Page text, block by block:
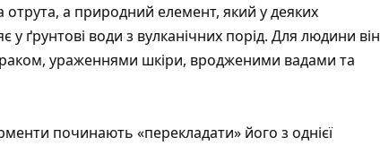
а природний елемент, який у деяких
у ґрунтові води з вулканічних порід. Для людини він
ураженнями шкіри, вродженими вадами та
починають «перекладати» його з однієї